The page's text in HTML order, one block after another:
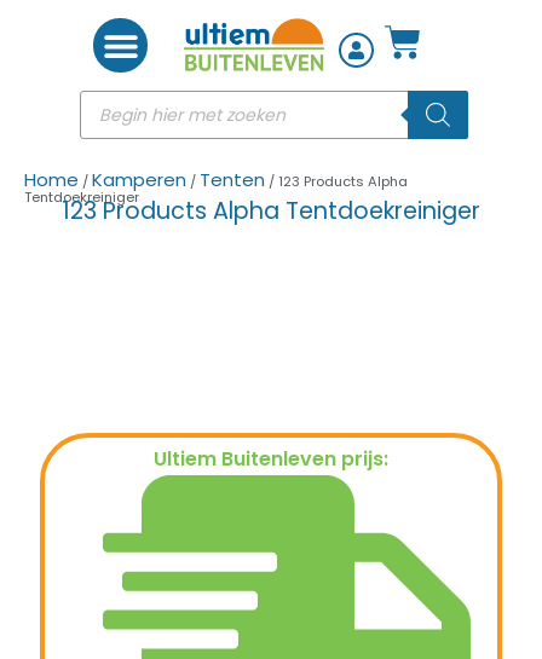
Home /Kamperen / Tenten / 123 Products Alpha
Tentdoekreiniger
123 Products Alpha Tentdoekreiniger
Ultiem Buitenleven prijs: